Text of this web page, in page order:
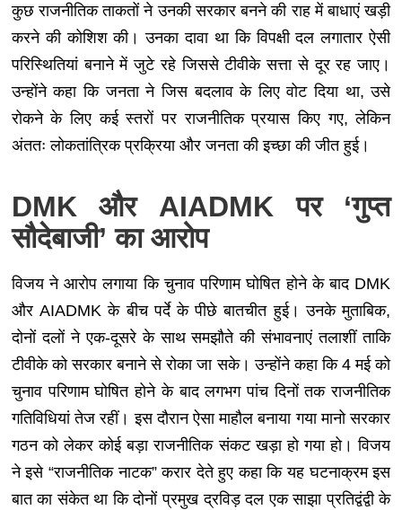
कुछ राजनीतिक ताकतों ने उनकी सरकार बनने की राह में बाधाएं खड़ी
करने की कोशिश की। उनका दावा था कि विपक्षी दल लगातार ऐसी
परिस्थितियां बनाने में जुटे रहे जिससे टीवीके सत्ता से दूर रह जाए।
उन्होंने कहा कि जनता ने जिस बदलाव के लिए वोट दिया था, उसे
रोकने के लिए कई स्तरों पर राजनीतिक प्रयास किए गए, लेकिन
अंततः लोकतांत्रिक प्रक्रिया और जनता की इच्छा की जीत हुई।
DMK और AIADMK पर ‘गुप्त
सौदेबाजी’ का आरोप
विजय ने आरोप लगाया कि चुनाव परिणाम घोषित होने के बाद DMK
और AIADMK के बीच पर्दे के पीछे बातचीत हुई। उनके मुताबिक,
दोनों दलों ने एक-दूसरे के साथ समझौते की संभावनाएं तलाशीं ताकि
टीवीके को सरकार बनाने से रोका जा सके। उन्होंने कहा कि 4 मई को
चुनाव परिणाम घोषित होने के बाद लगभग पांच दिनों तक राजनीतिक
गतिविधियां तेज रहीं। इस दौरान ऐसा माहौल बनाया गया मानो सरकार
गठन को लेकर कोई बड़ा राजनीतिक संकट खड़ा हो गया हो। विजय
ने इसे “राजनीतिक नाटक” करार देते हुए कहा कि यह घटनाक्रम इस
बात का संकेत था कि दोनों प्रमुख द्रविड़ दल एक साझा प्रतिद्वंद्वी के